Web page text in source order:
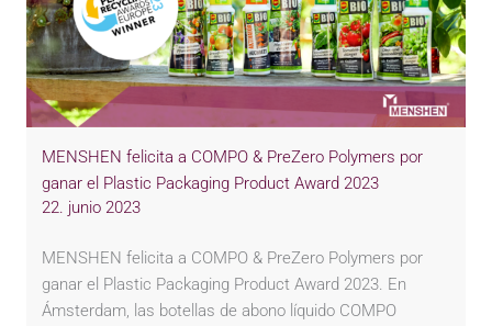
MENSHEN felicita a COMPO & PreZero Polymers por
ganar el Plastic Packaging Product Award 2023
22. junio 2023
MENSHEN felicita a COMPO & PreZero Polymers por
ganar el Plastic Packaging Product Award 2023. En
Ámsterdam, las botellas de abono líquido COMPO